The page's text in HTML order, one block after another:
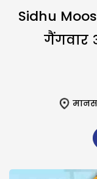
Sidhu
गैंगवार